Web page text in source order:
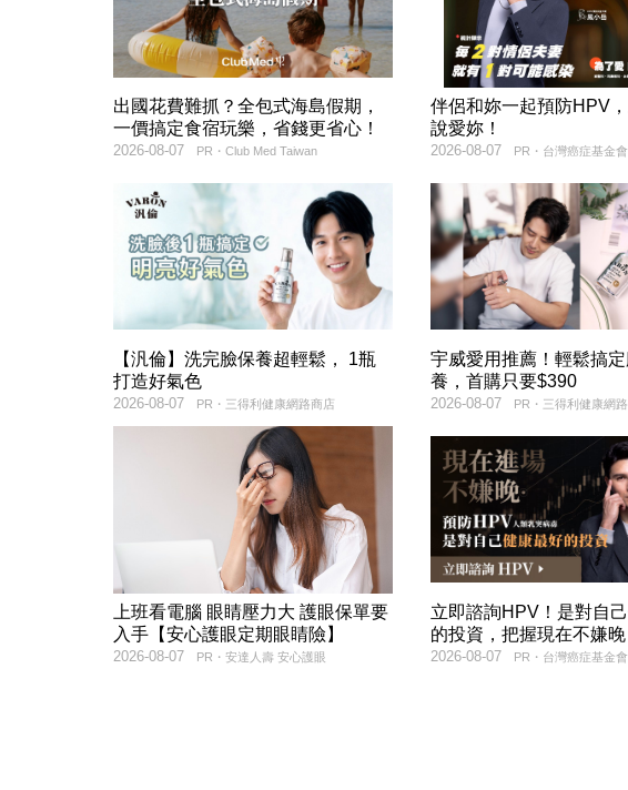
出國花費難抓？全包式海島假期，
一價搞定食宿玩樂，省錢更省心！
PR・Club Med Taiwan
2026-08-07
伴侶和妳一起預防HPV
說愛妳！
PR・台灣癌症基金會
2026-08-07
【汎倫】洗完臉保養超輕鬆， 1瓶
打造好氣色
PR・三得利健康網路商店
2026-08-07
宇威愛用推薦！輕鬆搞
養，首購只要$390
PR・三得利健康網
2026-08-07
上班看電腦 眼睛壓力大 護眼保單要
入手【安心護眼定期眼睛險】
PR・安達人壽 安心護眼
2026-08-07
立即諮詢HPV！是對自
的投資，把握現在不嫌晚
PR・台灣癌症基金會
2026-08-07